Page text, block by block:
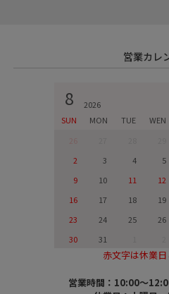
営業カレ
8 2026
SUN MON TUE WEN
2
3 4 5
9
10 11 12
16
17 18 19
23
24 25 26
30
31
赤文字は休業
営業時間：10:00～